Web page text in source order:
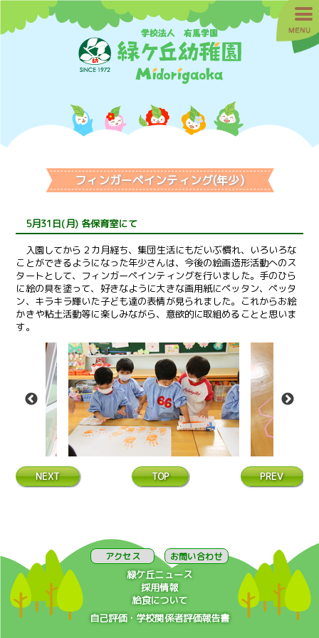
フィンガーペインティング(年少)
5月31日(月) 各保育室にて
入園してから２カ月経ち、集団生活にもだいぶ慣れ、いろいろな
ことができるようになった年少さんは、今後の絵画造形活動へのス
タートとして、フィンガーペインティングを行いました。手のひら
に絵の具を塗って、好きなように大きな画用紙にペッタン、ペッタ
ン、キラキラ輝いた子ども達の表情が見られました。これからお絵
かきや粘土活動等に楽しみながら、意欲的に取組めることと思いま
す。
NEXT TOP PREV
アクセス お問い合わせ
緑ケ丘ニュース
採用情報
給食について
自己評価・学校関係者評価報告書